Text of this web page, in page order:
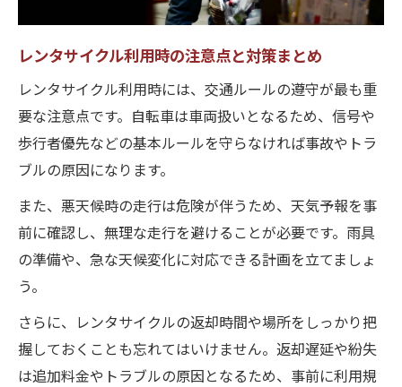
レンタサイクル利用時の注意点と対策まとめ
レンタサイクル利用時には、交通ルールの遵守が最も重
要な注意点です。自転車は車両扱いとなるため、信号や
歩行者優先などの基本ルールを守らなければ事故やトラ
ブルの原因になります。
また、悪天候時の走行は危険が伴うため、天気予報を事
前に確認し、無理な走行を避けることが必要です。雨具
の準備や、急な天候変化に対応できる計画を立てましょ
う。
さらに、レンタサイクルの返却時間や場所をしっかり把
握しておくことも忘れてはいけません。返却遅延や紛失
は追加料金やトラブルの原因となるため、事前に利用規